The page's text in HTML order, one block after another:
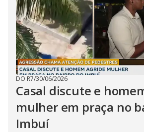
DO R7/30/06/2026
Casal discute e
mulher em praça no
Imbuí